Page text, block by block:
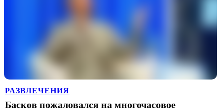
РАЗВЛЕЧЕНИЯ
Басков пожаловался на многочасовое